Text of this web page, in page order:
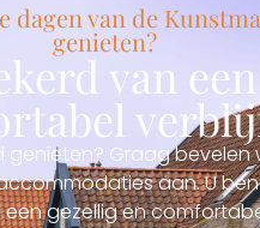
dagen van de
genieten?
van een
genieten? Graag bevelen
aan. U
een gezellig en